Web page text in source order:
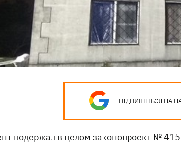
ПІДПИШІТЬСЯ НА
подержал в целом законопроект №